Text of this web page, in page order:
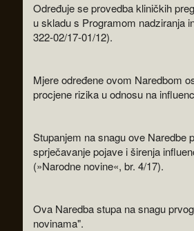
Određuje se provedba kliničkih
u skladu s Programom nadziranja
322-02/17-01/12).
Mjere određene ovom Naredbom
procjene rizika u odnosu na
Stupanjem na snagu ove Naredbe
sprječavanje pojave i širenja
(»Narodne novine«, br. 4/17).
Ova Naredba stupa na snagu
novinama".